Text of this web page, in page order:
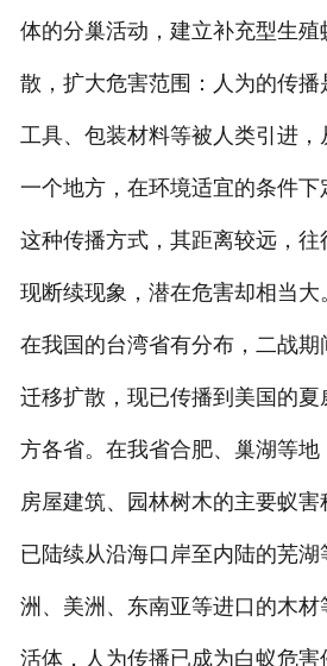
体的分巢活动，建立补充型生
散，扩大危害范围：人为的传
工具、包装材料等被人类引进，
一个地方，在环境适宜的条件下
这种传播方式，其距离较远，往
现断续现象，潜在危害却相当大
在我国的台湾省有分布，二战
迁移扩散，现已传播到美国的
方各省。在我省合肥、巢湖等
房屋建筑、园林树木的主要蚁
已陆续从沿海口岸至内陆的芜
洲、美洲、东南亚等进口的木
活体，人为传播已成为白蚁危害